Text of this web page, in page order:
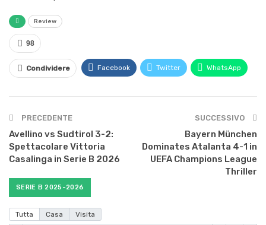
Review
98
Condividere Facebook Twitter WhatsApp
PRECEDENTE
Avellino vs Sudtirol 3-2:
Spettacolare Vittoria
Casalinga in Serie B 2026
SUCCESSIVO
Bayern München
Dominates Atalanta 4-1 in
UEFA Champions League
Thriller
SERIE B 2025-2026
Tutta Casa Visita